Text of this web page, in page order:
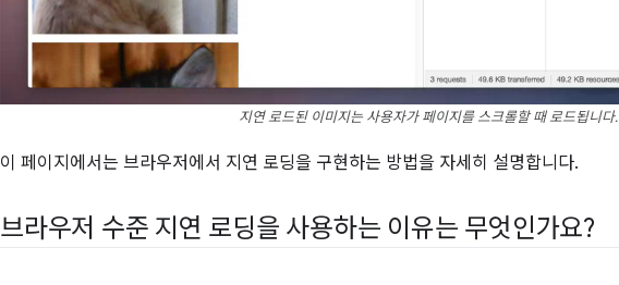
지연 로드된 이미지는 사용자가 페이지를 스크롤할 때 로드됩니다.
이 페이지에서는 브라우저에서 지연 로딩을 구현하는 방법을 자세히 설명합니다.
브라우저 수준 지연 로딩을 사용하는 이유는 무엇인가요?